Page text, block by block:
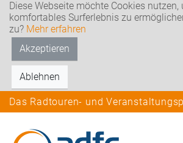
Diese Webseite möchte Cookies nutzen,
komfortables Surferlebnis zu
zu? Mehr erfahren
Akzeptieren
Ablehnen
Das Radtouren- und